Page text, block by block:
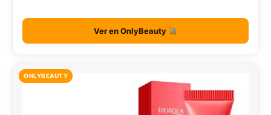
Ver en OnlyBeauty
ONLYBEAUTY